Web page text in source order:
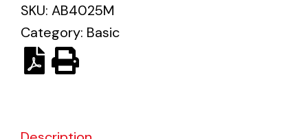
SKU: AB4025M
Category: Basic